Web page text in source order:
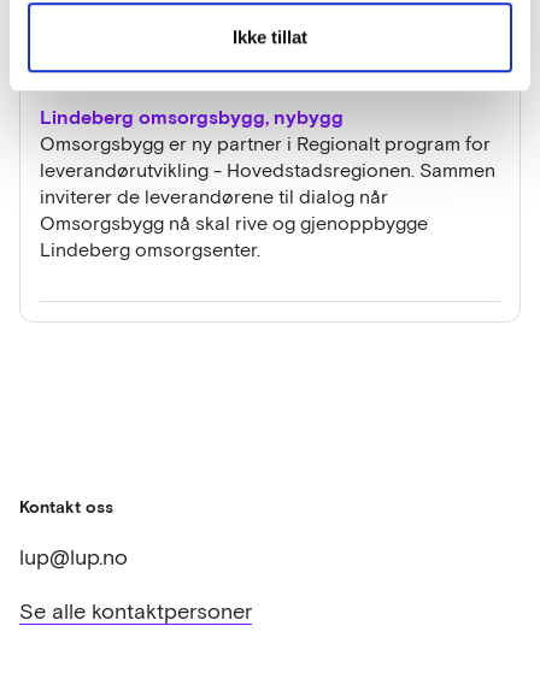
Ikke tillat
stå ferdig til ishockeysesongen høsten 2018.
Lindeberg omsorgsbygg, nybygg
Omsorgsbygg er ny partner i Regionalt program for
leverandørutvikling - Hovedstadsregionen. Sammen
inviterer de leverandørene til dialog når
Omsorgsbygg nå skal rive og gjenoppbygge
Lindeberg omsorgsenter.
Kontakt oss
lup@lup.no
Se alle kontaktpersoner